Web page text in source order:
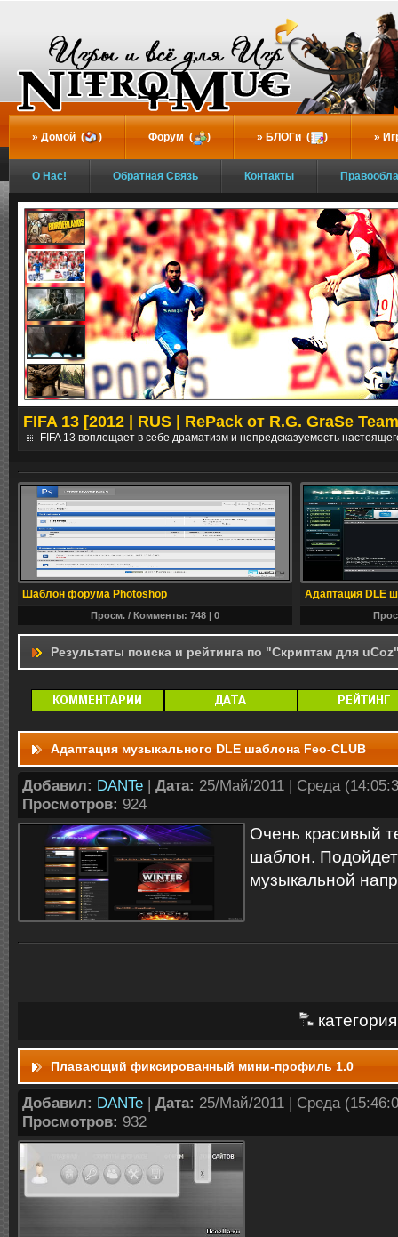
Домой ( ) Форум ( ) БЛОГи ( )
О Нас! Обратная Связь Контакты
FIFA 13 [2012 | RUS | RePack от R.G. GraSe
FIFA 13 воплощает в себе драматизм и непредсказуемость
Шаблон форума Photoshop
Просм. / Комменты: 748 | 0
Адаптация DLE
Результаты поиска и рейтинга по "Скриптам для
Адаптация музыкального DLE шаблона Feo-CLUB
Добавил: DANTe | Дата: 25/Май/2011 | Среда
Просмотров: 924
Очень красивый
шаблон.
музыкальной
Плавающий фиксированный мини-профиль 1.0
Добавил: DANTe | Дата: 25/Май/2011 | Среда
Просмотров: 932